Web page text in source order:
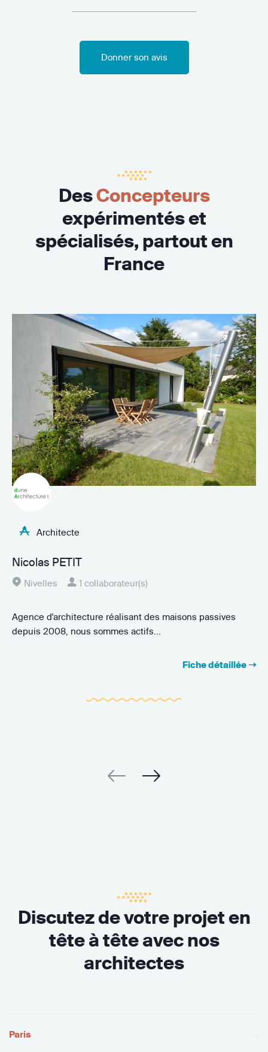
Donner son avis
DesConcepteurs
expérimentés et
spécialisés, partout en
France
Architecte
Nicolas PETIT
Nivelles 1 collaborateur(s)
Agence d'architecture réalisant des maisons passives
depuis 2008, nous sommes actifs...
Fiche détaillée ➝
Discutez de votre projet en
tête à tête avec nos
architectes
Paris